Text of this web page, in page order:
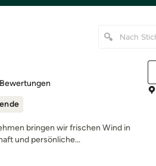
4.8 von 5 Sternen
bringen wir frischen Wind in
und persönliche...